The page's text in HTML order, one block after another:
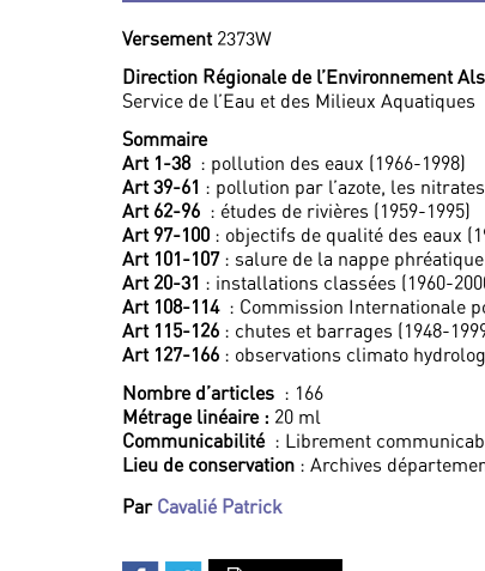
Versement 2373W
Direction Régionale de l’Environnement
Service de l’Eau et des Milieux Aquatiques
Sommaire
Art 1-38 : pollution des eaux (1966-1998)
Art 39-61 : pollution par l’azote, les
Art 62-96 : études de rivières (1959-1995)
Art 97-100 : objectifs de qualité des eaux
Art 101-107: salure de la nappe phréatique
Art 20-31 : installations classées (1960-
Art 108-114 : Commission Internationale
Art 115-126 : chutes et barrages (1948-
Art 127-166 : observations climato
Nombre d’articles : 166
Métrage linéaire : 20 ml
Communicabilité : Librement
Lieu de conservation : Archives
Par Cavalié Patrick